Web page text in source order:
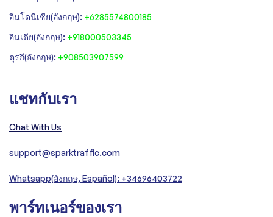
‍อินโดนีเซีย(อังกฤษ): +6285574800185
อินเดีย(อังกฤษ): +918000503345
ตุรกี(อังกฤษ): +908503907599
แชทกับเรา
Chat With Us
support@sparktraffic.com
Whatsapp(อังกฤษ, Español): +34696403722
พาร์ทเนอร์ของเรา